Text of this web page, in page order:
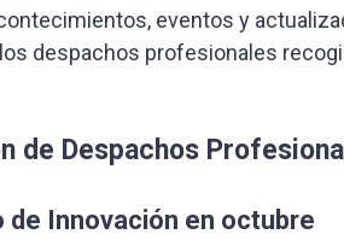
eventos y
despachos profesionales
de Despachos
de Innovación en octubre